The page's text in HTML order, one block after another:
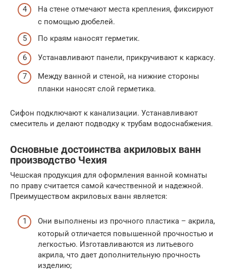
На стене отмечают места крепления, фиксируют
с помощью дюбелей.
По краям наносят герметик.
Устанавливают панели, прикручивают к каркасу.
Между ванной и стеной, на нижние стороны
планки наносят слой герметика.
Сифон подключают к канализации. Устанавливают
смеситель и делают подводку к трубам водоснабжения.
Основные достоинства акриловых ванн
производство Чехия
Чешская продукция для оформления ванной комнаты
по праву считается самой качественной и надежной.
Преимуществом акриловых ванн является:
Они выполнены из прочного пластика – акрила,
который отличается повышенной прочностью и
легкостью. Изготавливаются из литьевого
акрила, что дает дополнительную прочность
изделию;